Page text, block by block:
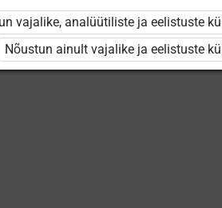
(2023)
vajalike, analüütiliste ja eelistuste
Nõustun ainult vajalike ja eelistuste